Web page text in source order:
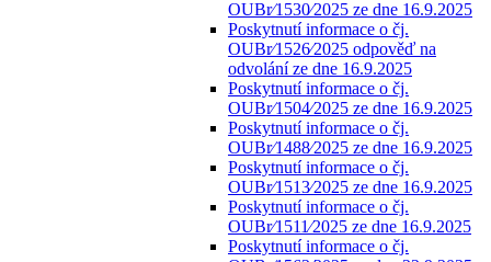
OUBr⁄1530⁄2025 ze dne 16.9.2025
Poskytnutí informace o čj.
OUBr⁄1526⁄2025 odpověď na
odvolání ze dne 16.9.2025
Poskytnutí informace o čj.
OUBr⁄1504⁄2025 ze dne 16.9.2025
Poskytnutí informace o čj.
OUBr⁄1488⁄2025 ze dne 16.9.2025
Poskytnutí informace o čj.
OUBr⁄1513⁄2025 ze dne 16.9.2025
Poskytnutí informace o čj.
OUBr⁄1511⁄2025 ze dne 16.9.2025
Poskytnutí informace o čj.